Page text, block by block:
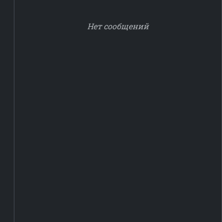
Нет сообщений